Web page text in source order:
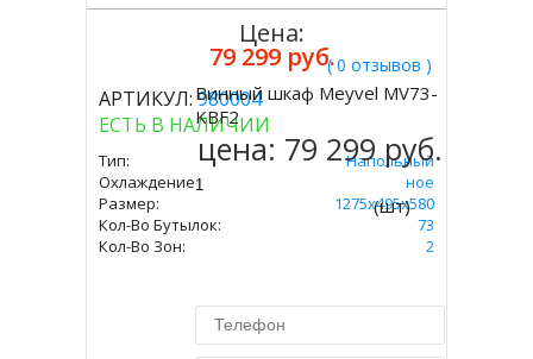
( 0 отзывов )
АРТИКУЛ:980004
ЕСТЬ В НАЛИЧИИ
Тип:
Напольный
Охлаждение:
Компрессорное
Размер:
1275х495х580
Кол-Во Бутылок:
73
Кол-Во Зон:
2
Цена:
79 299 руб.
Купить
Винный шкаф Meyvel MV73-
KBF2
цена: 79 299 руб.
(шт)